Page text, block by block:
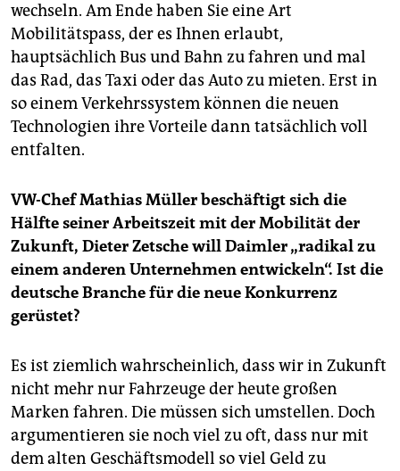
wechseln. Am Ende haben Sie eine Art
Mobilitätspass, der es Ihnen erlaubt,
hauptsächlich Bus und Bahn zu fahren und mal
das Rad, das Taxi oder das Auto zu mieten. Erst in
so einem Verkehrssystem können die neuen
Technologien ihre Vorteile dann tatsächlich voll
entfalten.
VW-Chef Mathias Müller beschäftigt sich die
Hälfte seiner Arbeitszeit mit der Mobilität der
Zukunft, Dieter Zetsche will Daimler „radikal zu
einem anderen Unternehmen entwickeln“. Ist die
deutsche Branche für die neue Konkurrenz
gerüstet?
Es ist ziemlich wahrscheinlich, dass wir in Zukunft
nicht mehr nur Fahrzeuge der heute großen
Marken fahren. Die müssen sich umstellen. Doch
argumentieren sie noch viel zu oft, dass nur mit
dem alten Geschäftsmodell so viel Geld zu